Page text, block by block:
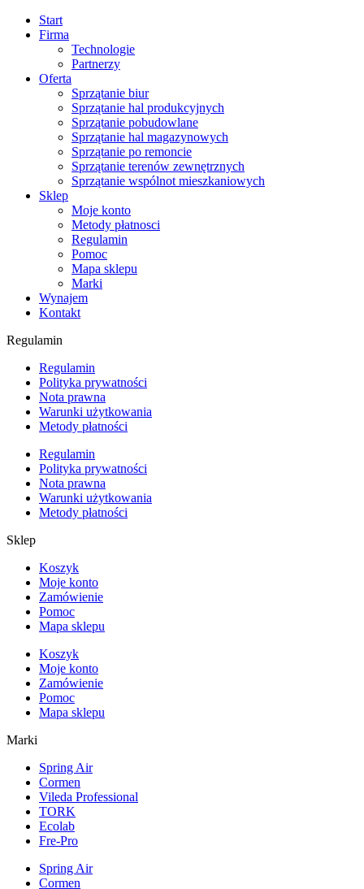
Start
Firma
Technologie
Partnerzy
Oferta
Sprzątanie biur
Sprzątanie hal produkcyjnych
Sprzątanie pobudowlane
Sprzątanie hal magazynowych
Sprzątanie po remoncie
Sprzątanie terenów zewnętrznych
Sprzątanie wspólnot mieszkaniowych
Sklep
Moje konto
Metody płatnosci
Regulamin
Pomoc
Mapa sklepu
Marki
Wynajem
Kontakt
Regulamin
Regulamin
Polityka prywatności
Nota prawna
Warunki użytkowania
Metody płatności
Regulamin
Polityka prywatności
Nota prawna
Warunki użytkowania
Metody płatności
Sklep
Koszyk
Moje konto
Zamówienie
Pomoc
Mapa sklepu
Koszyk
Moje konto
Zamówienie
Pomoc
Mapa sklepu
Marki
Spring Air
Cormen
Vileda Professional
TORK
Ecolab
Fre-Pro
Spring Air
Cormen